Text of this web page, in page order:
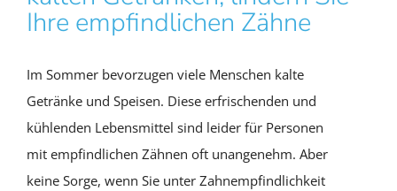
Ihre empfindlichen Zähne
Im Sommer bevorzugen viele Menschen kalte
Getränke und Speisen. Diese erfrischenden und
kühlenden Lebensmittel sind leider für Personen
mit empfindlichen Zähnen oft unangenehm. Aber
keine Sorge, wenn Sie unter Zahnempfindlichkeit